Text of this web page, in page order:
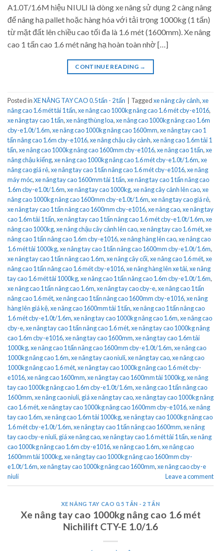
A1.0T/1.6M hiệu NIULI là dòng xe nâng sử dụng 2 càng nâng
để nâng hạ pallet hoặc hàng hóa với tải trọng 1000kg (1 tấn)
từ mặt đất lên chiều cao tối đa là 1.6 mét (1600mm). Xe nâng
cao 1 tấn cao 1.6 mét nâng hạ hoàn toàn nhờ […]
CONTINUE READING →
Posted inXE NÂNG TAY CAO 0.5 tấn - 2 tấn Taggedxe nâng cây cảnh,xe
nâng cao 1.6 mét tải 1 tấn,xe nâng cao 1000kg nâng cao 1.6 mét cby-e1016,
xe nâng tay cao 1 tấn,xe nâng thùng loa,xe nâng cao 1000kg nâng cao 1.6m
cby-e1.0t/1.6m,xe nâng cao 1000kg nâng cao 1600mm,xe nâng tay cao 1
tấn nâng cao 1.6m cby-e1016,xe nâng chậu cây cảnh,xe nâng cao 1.6m tải 1
tấn,xe nâng cao 1000kg nâng cao 1600mm cby-e1016,xe nâng cao 1 tấn,xe
nâng chậu kiểng,xe nâng cao 1000kg nâng cao 1.6 mét cby-e1.0t/1.6m,xe
nâng cao giá rẻ,xe nâng tay cao 1 tấn nâng cao 1.6 mét cby-e1016,xe nâng
máy móc,xe nâng tay cao 1600mm tải 1 tấn,xe nâng tay cao 1 tấn nâng cao
1.6m cby-e1.0t/1.6m,xe nâng tay cao 1000kg,xe nâng cây cảnh lên cao,xe
nâng cao 1000kg nâng cao 1600mm cby-e1.0t/1.6m,xe nâng tay cao giá rẻ,
xe nâng tay cao 1 tấn nâng cao 1600mm cby-e1016,xe nâng cao,xe nâng tay
cao 1.6m tải 1 tấn,xe nâng tay cao 1 tấn nâng cao 1.6 mét cby-e1.0t/1.6m,xe
nâng cao 1000kg,xe nâng chậu cây cảnh lên cao,xe nâng tay cao 1.6 mét,xe
nâng cao 1 tấn nâng cao 1.6m cby-e1016,xe nâng hàng lên cao,xe nâng cao
1.6 mét tải 1000kg,xe nâng tay cao 1 tấn nâng cao 1600mm cby-e1.0t/1.6m,
xe nâng tay cao 1 tấn nâng cao 1.6m,xe nâng cây cối,xe nâng cao 1.6 mét,xe
nâng cao 1 tấn nâng cao 1.6 mét cby-e1016,xe nâng hàng lên xe tải,xe nâng
tay cao 1.6 mét tải 1000kg,xe nâng cao 1 tấn nâng cao 1.6m cby-e1.0t/1.6m,
xe nâng cao 1 tấn nâng cao 1.6m,xe nâng tay cao cby-e,xe nâng cao 1 tấn
nâng cao 1.6 mét,xe nâng cao 1 tấn nâng cao 1600mm cby-e1016,xe nâng
hàng lên giá kệ,xe nâng cao 1600mm tải 1 tấn,xe nâng cao 1 tấn nâng cao
1.6 mét cby-e1.0t/1.6m,xe nâng tay cao 1000kg nâng cao 1.6m,xe nâng cao
cby-e,xe nâng tay cao 1 tấn nâng cao 1.6 mét,xe nâng tay cao 1000kg nâng
cao 1.6m cby-e1016,xe nâng tay cao 1600mm,xe nâng tay cao 1.6m tải
1000kg,xe nâng cao 1 tấn nâng cao 1600mm cby-e1.0t/1.6m,xe nâng cao
1000kg nâng cao 1.6m,xe nâng tay cao niuli,xe nâng tay cao,xe nâng cao
1000kg nâng cao 1.6 mét,xe nâng tay cao 1000kg nâng cao 1.6 mét cby-
e1016,xe nâng cao 1600mm,xe nâng tay cao 1600mm tải 1000kg,xe nâng
tay cao 1000kg nâng cao 1.6m cby-e1.0t/1.6m,xe nâng cao 1 tấn nâng cao
1600mm,xe nâng cao niuli, giá xe nâng tay cao,xe nâng tay cao 1000kg nâng
cao 1.6 mét,xe nâng tay cao 1000kg nâng cao 1600mm cby-e1016,xe nâng
tay cao 1.6m,xe nâng cao 1.6m tải 1000kg,xe nâng tay cao 1000kg nâng cao
1.6 mét cby-e1.0t/1.6m,xe nâng tay cao 1 tấn nâng cao 1600mm,xe nâng
tay cao cby-e niuli, giá xe nâng cao,xe nâng tay cao 1.6 mét tải 1 tấn,xe nâng
cao 1000kg nâng cao 1.6m cby-e1016,xe nâng cao 1.6m,xe nâng cao
1600mm tải 1000kg,xe nâng tay cao 1000kg nâng cao 1600mm cby-
e1.0t/1.6m,xe nâng tay cao 1000kg nâng cao 1600mm,xe nâng cao cby-e
niuli
Leave a comment
XE NÂNG TAY CAO 0.5 TẤN - 2 TẤN
Xe nâng tay cao 1000kg nâng cao 1.6 mét
Nichilift CTY-E 1.0/1.6